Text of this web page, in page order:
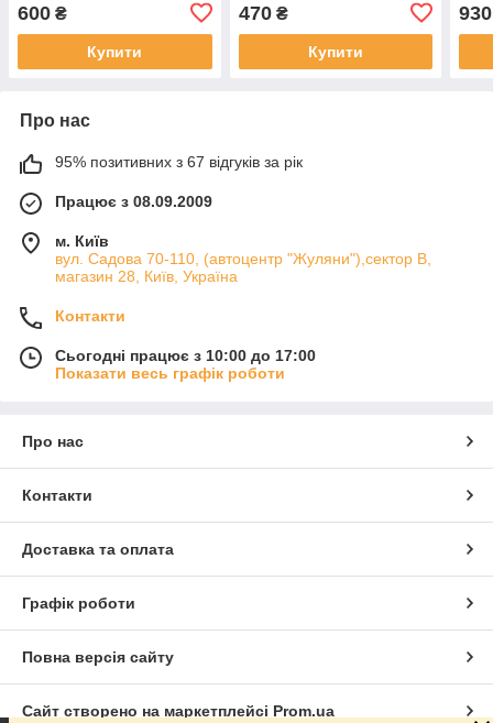
600 ₴
Купити
470₴
Купити
930
Про нас
95% позитивних з 67 відгуків за рік
Працює з 08.09.2009
м. Київ
вул. Садова 70-110, (автоцентр "Жуляни"),сектор В,
магазин 28, Київ, Україна
Контакти
Сьогодні працює з 10:00 до 17:00
Показати весь графік роботи
Про нас
Контакти
Доставка та оплата
Графік роботи
Повна версія сайту
Сайт створено на маркетплейсі Prom.ua